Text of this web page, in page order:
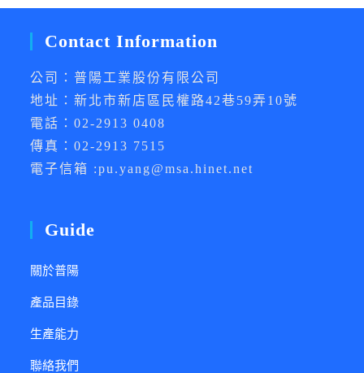
Contact Information
公司：普陽工業股份有限公司
地址：新北市新店區民權路42巷59弄10號
電話：02-2913 0408
傳真：02-2913 7515
電子信箱 :pu.yang@msa.hinet.net
Guide
關於普陽
產品目錄
生產能力
聯絡我們